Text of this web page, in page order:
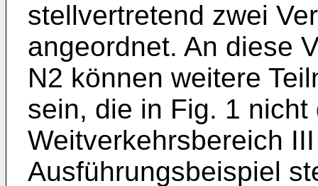
stellvertretend zwei
angeordnet. An diese
N2 können weitere
sein, die in Fig. 1
Weitverkehrsbereich
Ausführungsbeispiel